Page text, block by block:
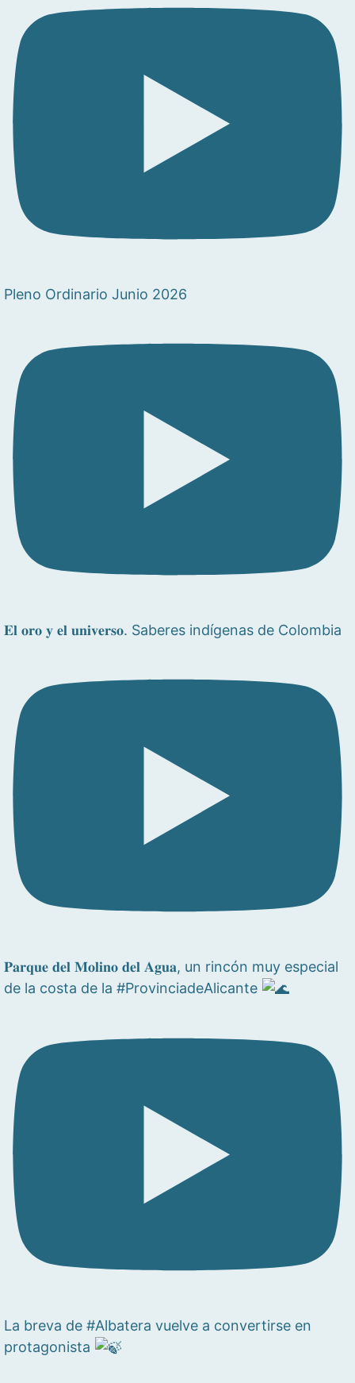
Pleno Ordinario Junio 2026
𝐄𝐥 𝐨𝐫𝐨 𝐲 𝐞𝐥 𝐮𝐧𝐢𝐯𝐞𝐫𝐬𝐨. Saberes indígenas de Colombia
𝐏𝐚𝐫𝐪𝐮𝐞 𝐝𝐞𝐥 𝐌𝐨𝐥𝐢𝐧𝐨 𝐝𝐞𝐥 𝐀𝐠𝐮𝐚, un rincón muy especial
de la costa de la #ProvinciadeAlicante
La breva de #Albatera vuelve a convertirse en
protagonista